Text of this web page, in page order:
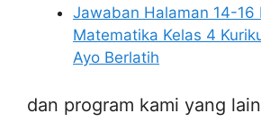
Jawaban Halaman 14-16
Matematika Kelas 4
Ayo Berlatih
dan program kami yang lain